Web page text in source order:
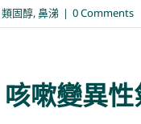
類固醇,鼻涕 | 0 Comments
咳嗽變異性